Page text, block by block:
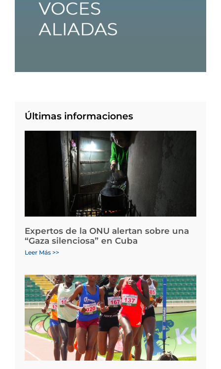
Últimas informaciones
Expertos de la ONU alertan sobre una
“Gaza silenciosa” en Cuba
Leer Más >>